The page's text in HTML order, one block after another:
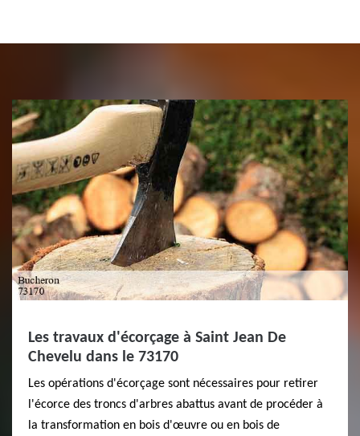
Les travaux d'écorçage à Saint Jean De
Chevelu dans le 73170
Les opérations d'écorçage sont nécessaires pour retirer
l'écorce des troncs d'arbres abattus avant de procéder à
la transformation en bois d'œuvre ou en bois de